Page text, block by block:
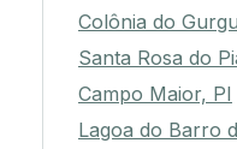
Colônia do
Santa Rosa do
Campo Maior, PI
Lagoa do Barro